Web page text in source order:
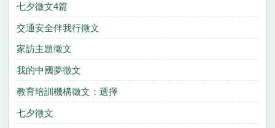
七夕徵文4篇
交通安全伴我行徵文
家訪主題徵文
我的中國夢徵文
教育培訓機構徵文：選擇
七夕徵文